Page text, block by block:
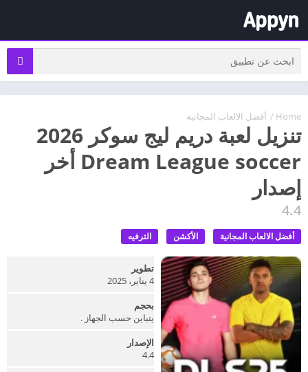
Home
/ أفضل الالعاب المجانية
تنزيل لعبة دريم ليج سوكر 2026
Dream League soccer أخر
إصدار
4.4
أفضل الالعاب المجانية الأكشن الترفيه
تطوير
4 يناير، 2025
بحجم
يتباين حسب الجهاز .
الإصدار
4.4